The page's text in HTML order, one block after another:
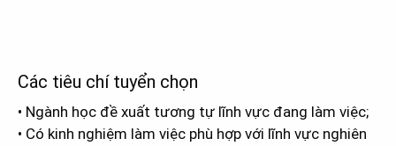
Các tiêu chí tuyển chọn
• Ngành học đề xuất tương tự lĩnh vực đang làm việc;
• Có kinh nghiệm làm việc phù hợp với lĩnh vực nghiên